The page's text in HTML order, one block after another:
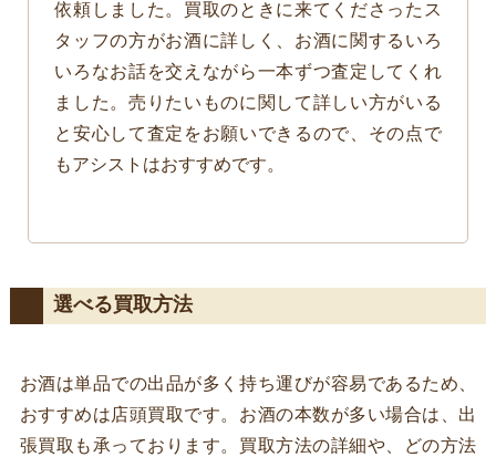
依頼しました。買取のときに来てくださったス
タッフの方がお酒に詳しく、お酒に関するいろ
いろなお話を交えながら一本ずつ査定してくれ
ました。売りたいものに関して詳しい方がいる
と安心して査定をお願いできるので、その点で
もアシストはおすすめです。
選べる買取方法
お酒は単品での出品が多く持ち運びが容易であるため、
おすすめは店頭買取です。お酒の本数が多い場合は、出
張買取も承っております。買取方法の詳細や、どの方法